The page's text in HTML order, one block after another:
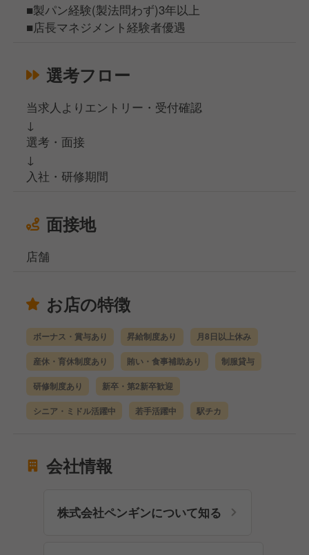
■製パン経験(製法問わず)3年以上
■店長マネジメント経験者優遇
選考フロー
当求人よりエントリー・受付確認
↓
選考・面接
↓
入社・研修期間
面接地
店舗
お店の特徴
ボーナス・賞与あり 昇給制度あり 月8日以上休み
産休・育休制度あり 賄い・食事補助あり 制服貸与
研修制度あり 新卒・第2新卒歓迎
シニア・ミドル活躍中 若手活躍中 駅チカ
会社情報
株式会社ペンギンについて知る